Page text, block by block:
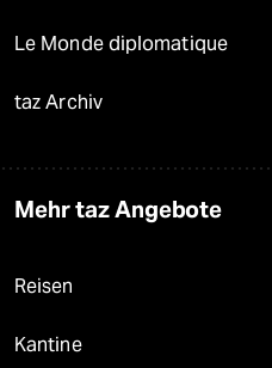
Le Monde diplomatique
taz Archiv
Mehr taz Angebote
Reisen
Kantine